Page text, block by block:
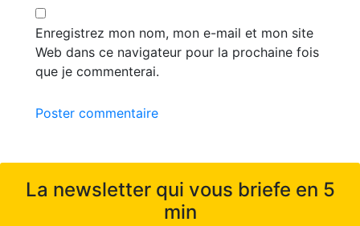
Enregistrez mon nom, mon e-mail et mon site
Web dans ce navigateur pour la prochaine fois
que je commenterai.
Poster commentaire
La newsletter qui vous briefe en 5
min